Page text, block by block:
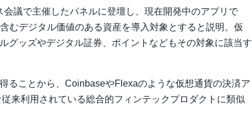
議で主催したパネルに登壇し、現在開発中のアプリで
むデジタル価値のある資産を導入対象とすると説明。仮
グッズやデジタル証券、ポイントなどもその対象に該当す
ることから、CoinbaseやFlexaのような仮想通貨の決済ア
来利用されている総合的フィンテックプロダクトに類似